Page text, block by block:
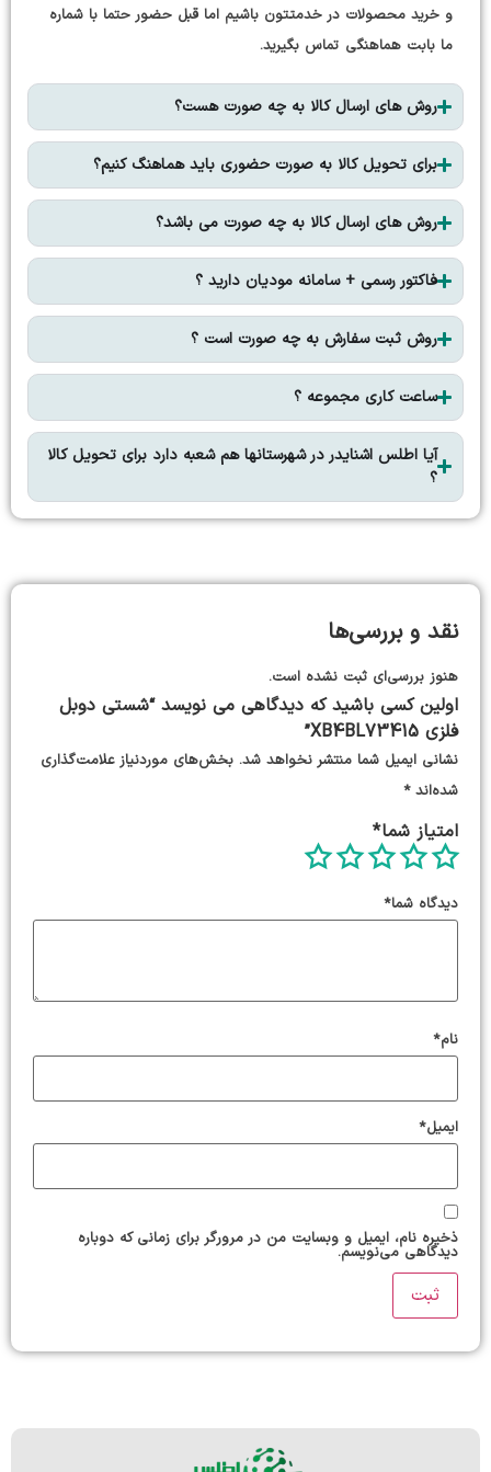
و خرید محصولات در خدمتتون باشیم اما قبل حضور حتما با شماره
ما بابت هماهنگی تماس بگیرید.
روش های ارسال کالا به چه صورت هست؟
برای تحویل کالا به صورت حضوری باید هماهنگ کنیم؟
روش های ارسال کالا به چه صورت می باشد؟
فاکتور رسمی + سامانه مودیان دارید ؟
روش ثبت سفارش به چه صورت است ؟
ساعت کاری مجموعه ؟
آیا اطلس اشنایدر در شهرستانها هم شعبه دارد برای تحویل کالا
؟
نقد و بررسی‌ها
هنوز بررسی‌ای ثبت نشده است.
اولین کسی باشید که دیدگاهی می نویسد “شستی دوبل
فلزی XB4BL73415”
نشانی ایمیل شما منتشر نخواهد شد. بخش‌های موردنیاز علامت‌گذاری
شده‌اند*
امتیاز شما*
دیدگاه شما*
نام*
ایمیل*
ذخیره نام، ایمیل و وبسایت من در مرورگر برای زمانی که دوباره
دیدگاهی می‌نویسم.